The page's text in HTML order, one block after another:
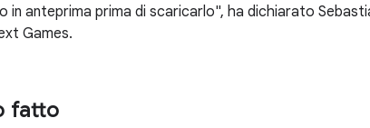
in anteprima prima di scaricarlo", ha dichiarato
Games.
fatto